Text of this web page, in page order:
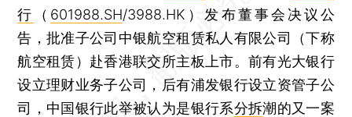
行
（ 601988.SH/3988.HK）发布董事会决议公
告，批准子公司中银航空租赁私人有限公司（下称
航空租赁）赴香港联交所主板上市。前有光大银行
设立理财业务子公司，后有浦发银行设立资管子公
司，中国银行此举被认为是银行系分拆潮的又一案